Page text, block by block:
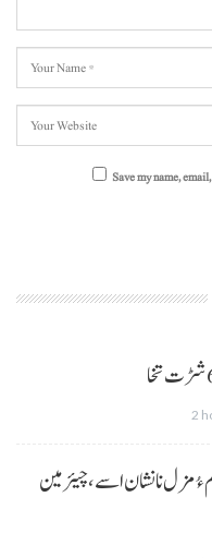
Save my name,
2
ءُ مزل نا نشان اسے، چیئرمین